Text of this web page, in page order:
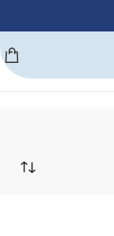
فیلیپس